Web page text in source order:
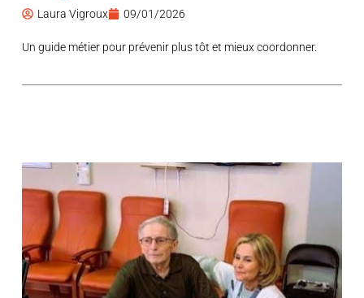
Laura Vigroux 09/01/2026
Un guide métier pour prévenir plus tôt et mieux coordonner.